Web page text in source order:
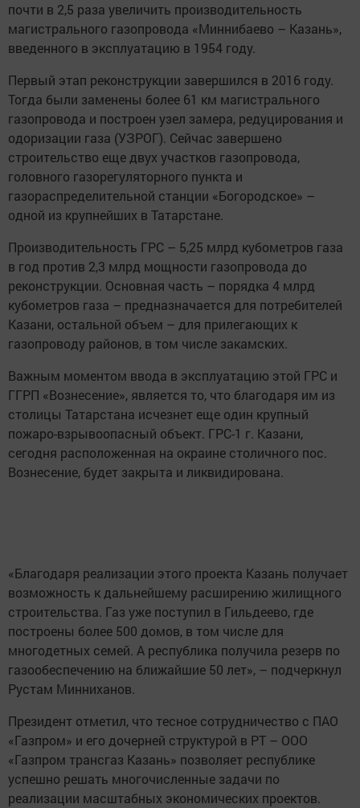
почти в 2,5 раза увеличить производительность
магистрального газопровода «Миннибаево – Казань»,
введенного в эксплуатацию в 1954 году.
Первый этап реконструкции завершился в 2016 году.
Тогда были заменены более 61 км магистрального
газопровода и построен узел замера, редуцирования и
одоризации газа (УЗРОГ). Сейчас завершено
строительство еще двух участков газопровода,
головного газорегуляторного пункта и
газораспределительной станции «Богородское» –
одной из крупнейших в Татарстане.
Производительность ГРС – 5,25 млрд кубометров газа
в год против 2,3 млрд мощности газопровода до
реконструкции. Основная часть – порядка 4 млрд
кубометров газа – предназначается для потребителей
Казани, остальной объем – для прилегающих к
газопроводу районов, в том числе закамских.
Важным моментом ввода в эксплуатацию этой ГРС и
ГГРП «Вознесение», является то, что благодаря им из
столицы Татарстана исчезнет еще один крупный
пожаро-взрывоопасный объект. ГРС-1 г. Казани,
сегодня расположенная на окраине столичного пос.
Вознесение, будет закрыта и ликвидирована.
«Благодаря реализации этого проекта Казань получает
возможность к дальнейшему расширению жилищного
строительства. Газ уже поступил в Гильдеево, где
построены более 500 домов, в том числе для
многодетных семей. А республика получила резерв по
газообеспечению на ближайшие 50 лет», – подчеркнул
Рустам Минниханов.
Президент отметил, что тесное сотрудничество с ПАО
«Газпром» и его дочерней структурой в РТ – ООО
«Газпром трансгаз Казань» позволяет республике
успешно решать многочисленные задачи по
реализации масштабных экономических проектов.